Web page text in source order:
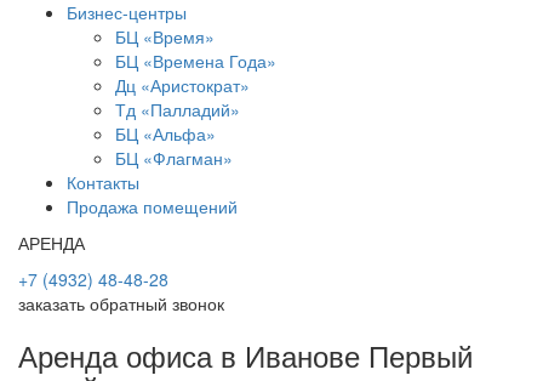
Бизнес-центры
БЦ «Время»
БЦ «Времена Года»
Дц «Аристократ»
Тд «Палладий»
БЦ «Альфа»
БЦ «Флагман»
Контакты
Продажа помещений
АРЕНДА
+7 (4932) 48-48-28
заказать обратный звонок
Аренда офиса в Иванове Первый